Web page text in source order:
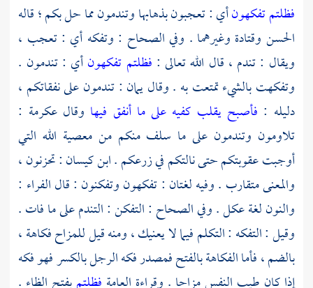
فظلتم تفكهونأي : تعجبون بذهابها وتندمون مما حل بكم ؛ قاله
الحسن وقتادة وغيرهما . وفي الصحاح : وتفكه أي : تعجب ،
ويقال : تندم ، قال الله تعالى : فظلتم تفكهونأي : تندمون .
وتفكهت بالشيء تمتعت به . وقال يمان : تندمون على نفقاتكم ،
دليله : فأصبح يقلب كفيه على ما أنفق فيها وقالعكرمة :
تلاومون وتندمون على ما سلف منكم من معصية الله التي
أوجبت عقوبتكم حتى نالتكم في زرعكم .ابن كيسان: تحزنون ،
والمعنى متقارب . وفيه لغتان : تفكهون وتفكنون : قالالفراء :
والنون لغةعكل. وفي الصحاح : التفكن : التندم على ما فات .
وقيل : التفكه : التكلم فيما لا يعنيك ، ومنه قيل للمزاح فكاهة ،
بالضم ، فأما الفكاهة بالفتح فمصدر فكه الرجل بالكسر فهو فكه